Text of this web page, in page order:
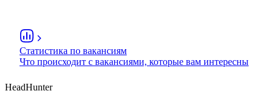
Статистика по вакансиям
Что происходит с вакансиями, которые вам интересны
HeadHunter